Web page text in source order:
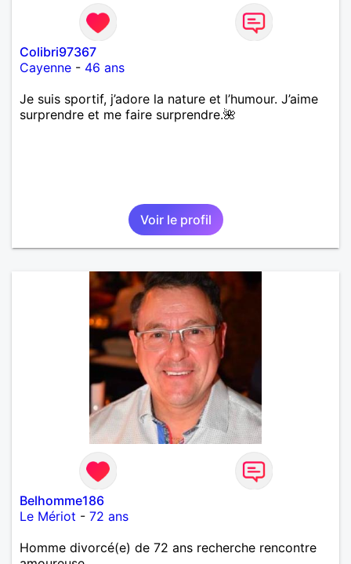
Colibri97367
Cayenne - 46 ans
Je suis sportif, j’adore la nature et l’humour. J’aime
surprendre et me faire surprendre.🌺
Voir le profil
Belhomme186
Le Mériot - 72 ans
Homme divorcé(e) de 72 ans recherche rencontre